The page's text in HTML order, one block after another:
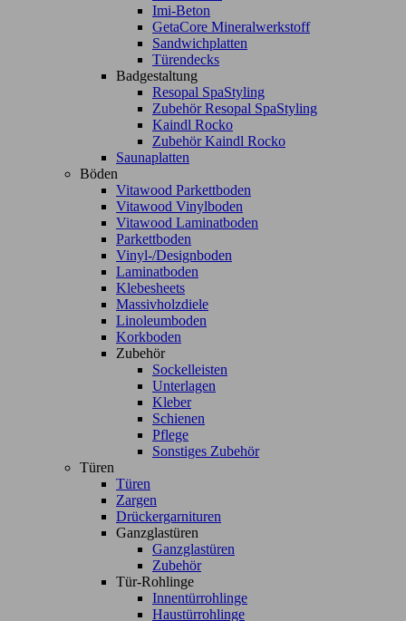
Imi-Beton
GetaCore Mineralwerkstoff
Sandwichplatten
Türendecks
Badgestaltung
Resopal SpaStyling
Zubehör Resopal SpaStyling
Kaindl Rocko
Zubehör Kaindl Rocko
Saunaplatten
Böden
Vitawood Parkettboden
Vitawood Vinylboden
Vitawood Laminatboden
Parkettboden
Vinyl-/Designboden
Laminatboden
Klebesheets
Massivholzdiele
Linoleumboden
Korkboden
Zubehör
Sockelleisten
Unterlagen
Kleber
Schienen
Pflege
Sonstiges Zubehör
Türen
Türen
Zargen
Drückergarnituren
Ganzglastüren
Ganzglastüren
Zubehör
Tür-Rohlinge
Innentürrohlinge
Haustürrohlinge